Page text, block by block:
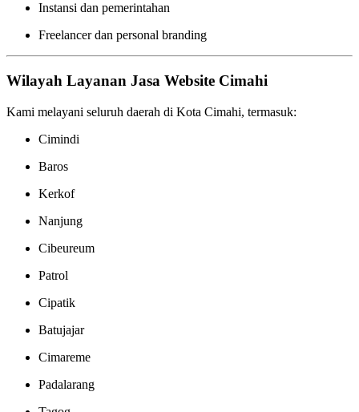
Instansi dan pemerintahan
Freelancer dan personal branding
Wilayah Layanan Jasa Website Cimahi
Kami melayani seluruh daerah di Kota Cimahi, termasuk:
Cimindi
Baros
Kerkof
Nanjung
Cibeureum
Patrol
Cipatik
Batujajar
Cimareme
Padalarang